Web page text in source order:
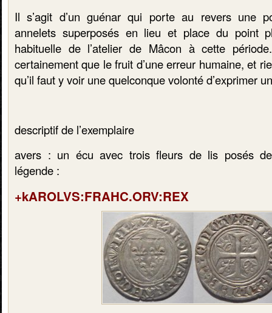
Il s’agit d’un guénar qui porte au revers une
annelets superposés en lieu et place du point
habituelle de l’atelier de Mâcon à cette
certainement que le fruit d’une erreur humaine, et
qu’il faut y voir une quelconque volonté d’exprimer
descriptif de l’exemplaire
avers : un écu avec trois fleurs de lis posés
légende :
+kAROLVS:FRAHC.ORV:REX